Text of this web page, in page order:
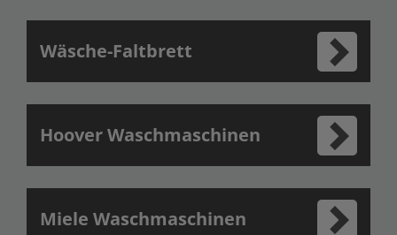
Wäsche-Faltbrett
Hoover Waschmaschinen
Miele Waschmaschinen